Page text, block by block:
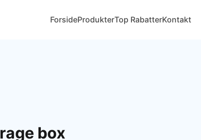
ForsideProdukterTop RabatterKontakt
box